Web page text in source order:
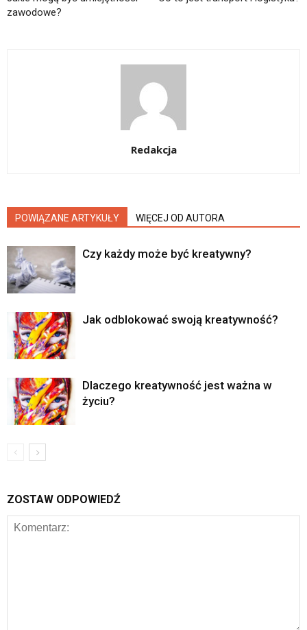
zawodowe?
Redakcja
POWIĄZANE ARTYKUŁY WIĘCEJ OD AUTORA
Czy każdy może być kreatywny?
Jak odblokować swoją kreatywność?
Dlaczego kreatywność jest ważna w
życiu?
ZOSTAW ODPOWIEDŹ